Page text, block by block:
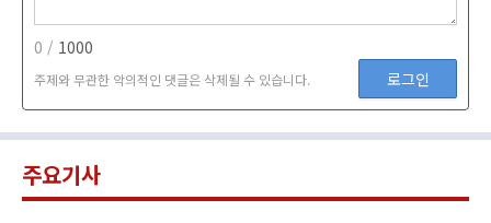
0 / 1000
주제와 무관한 악의적인 댓글은 삭제될 수 있습니다. 로그인
주요기사